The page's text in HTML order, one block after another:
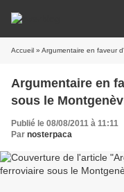
Accueil » Argumentaire en faveur
Argumentaire en
sous le
Publié le 08/08/2011 à 11:11
Par nosterpaca